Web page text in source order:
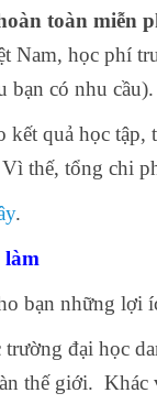
toàn miễn
Nam, học phí
bạn có nhu
quả học
thế, tổng chi
.
làm
bạn những lợi
trường đại học
thế giới.